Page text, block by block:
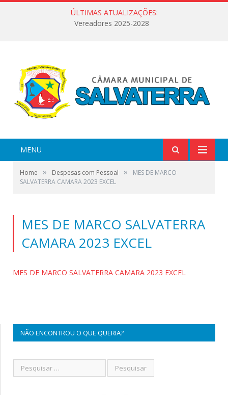
ÚLTIMAS ATUALIZAÇÕES:
Vereadores 2025-2028
MENU
Home » Despesas com Pessoal »
MES DE MARCO
SALVATERRA CAMARA 2023 EXCEL
MES DE MARCO SALVATERRA
CAMARA 2023 EXCEL
MES DE MARCO SALVATERRA CAMARA 2023 EXCEL
NÃO ENCONTROU O QUE QUERIA?